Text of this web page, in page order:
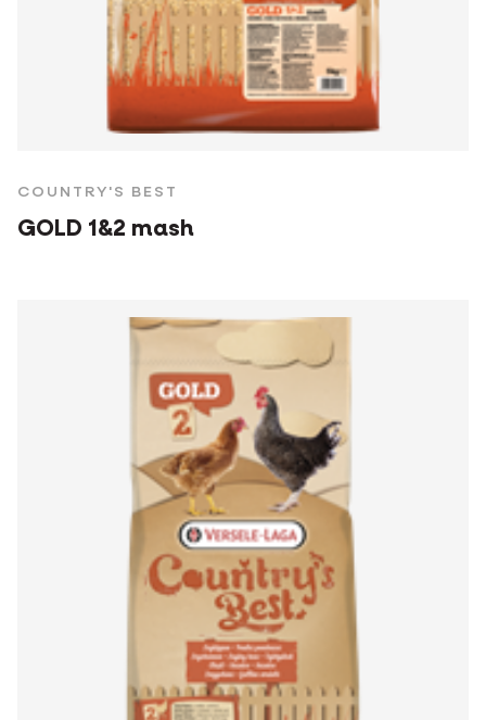
COUNTRY'S BEST
GOLD 1&2 mash